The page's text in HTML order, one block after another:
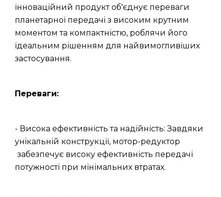
інноваційний продукт об'єднує переваги
планетарної передачі з високим крутним
моментом та компактністю, роблячи його
ідеальним рішенням для найвимогливіших
застосування.
Переваги:
- Висока ефективність та надійність: Завдяки
унікальній конструкції, мотор-редуктор
забезпечує високу ефективність передачі
потужності при мінімальних втратах.